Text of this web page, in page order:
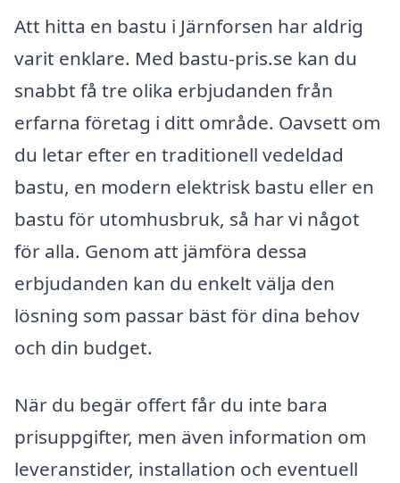
Att hitta en bastu i Järnforsen har aldrig
varit enklare. Med bastu-pris.se kan du
snabbt få tre olika erbjudanden från
erfarna företag i ditt område. Oavsett om
du letar efter en traditionell vedeldad
bastu, en modern elektrisk bastu eller en
bastu för utomhusbruk, så har vi något
för alla. Genom att jämföra dessa
erbjudanden kan du enkelt välja den
lösning som passar bäst för dina behov
och din budget.
När du begär offert får du inte bara
prisuppgifter, men även information om
leveranstider, installation och eventuell